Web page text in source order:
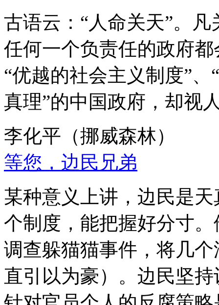
古语云：“人命关天”。
任何一个负责任的政府
“优越的社会主义制度”
真理”的中国政府，却视
李化平（挪威森林）
等您，边民兄弟
某种意义上讲，边民是
个制度，能把握好分寸
调查躲猫猫事件，将几
直引以为豪）。边民坚